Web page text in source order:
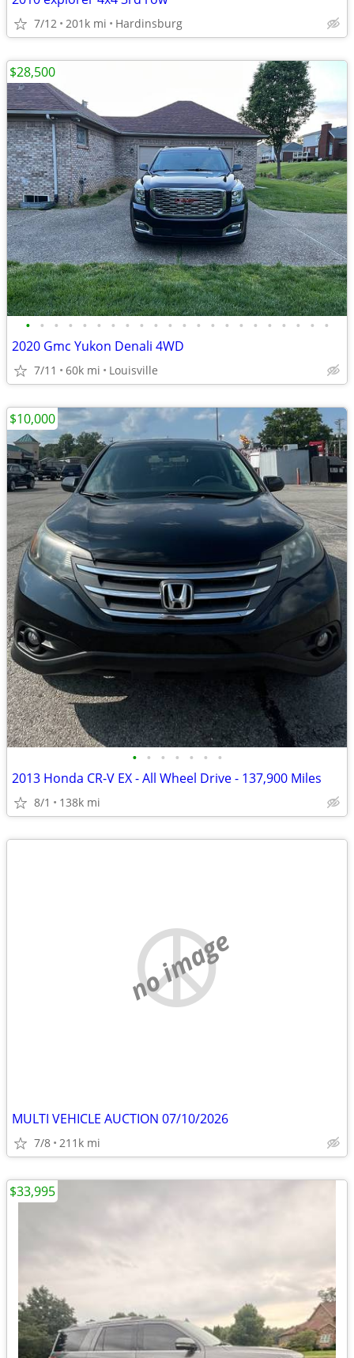
7/12 201k mi Hardinsburg
• • • • • • • • • • • • • • • • • • • • • •
2020 Gmc Yukon Denali 4WD
7/11 60k mi Louisville
$28,500
• • • • • • •
2013 Honda CR-V EX - All Wheel Drive - 137,900 Miles
8/1 138k mi
$10,000
no image
MULTI VEHICLE AUCTION 07/10/2026
7/8 211k mi
$33,995